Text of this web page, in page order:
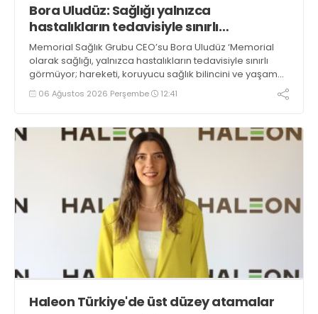
Bora Uludüz: Sağlığı yalnızca
hastalıkların tedavisiyle sınırlı
görmüyoruz
Memorial Sağlık Grubu CEO’su Bora Uludüz ‘Memorial
olarak sağlığı, yalnızca hastalıkların tedavisiyle sınırlı
görmüyor; hareketi, koruyucu sağlık bilincini ve yaşam
kalitesini destekleyen her adımı bu yaklaşımın ayrılmaz
bir parçası olarak değerlendiriyoruz. Sporun düzenli ve
hem fiziksel hem de zihinsel iyilik halini güçlendirdiğine
inanıyoruz’ dedi
06 Ağustos 2026 Perşembe 12:41
Haleon Türkiye'de üst düzey atamalar